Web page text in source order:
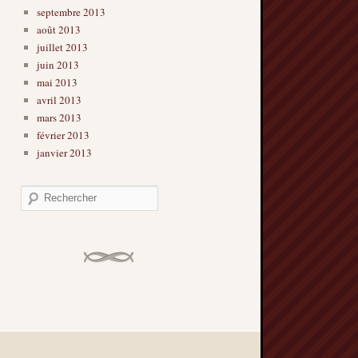
septembre 2013
août 2013
juillet 2013
juin 2013
mai 2013
avril 2013
mars 2013
février 2013
janvier 2013